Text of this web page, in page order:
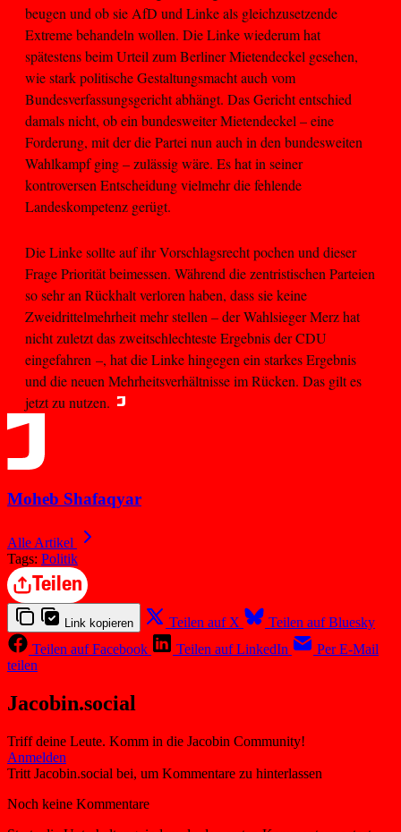
beugen und ob sie AfD und Linke als gleichzusetzende
Extreme behandeln wollen. Die Linke wiederum hat
spätestens beim Urteil zum Berliner Mietendeckel gesehen,
wie stark politische Gestaltungsmacht auch vom
Bundesverfassungsgericht abhängt. Das Gericht entschied
damals nicht, ob ein bundesweiter Mietendeckel – eine
Forderung, mit der die Partei nun auch in den bundesweiten
Wahlkampf ging – zulässig wäre. Es hat in seiner
kontroversen Entscheidung vielmehr die fehlende
Landeskompetenz gerügt.
Die Linke sollte auf ihr Vorschlagsrecht pochen und dieser
Frage Priorität beimessen. Während die zentristischen Parteien
so sehr an Rückhalt verloren haben, dass sie keine
Zweidrittelmehrheit mehr stellen – der Wahlsieger Merz hat
nicht zuletzt das zweitschlechteste Ergebnis der CDU
eingefahren –, hat die Linke hingegen ein starkes Ergebnis
und die neuen Mehrheitsverhältnisse im Rücken. Das gilt es
jetzt zu nutzen.
Moheb Shafaqyar
Alle Artikel
Tags: Politik
Teilen
Link kopieren Teilen auf X
Teilen auf Bluesky
Teilen auf Facebook
Teilen auf LinkedIn
Per E-Mail
teilen
Jacobin.social
Triff deine Leute. Komm in die Jacobin Community!